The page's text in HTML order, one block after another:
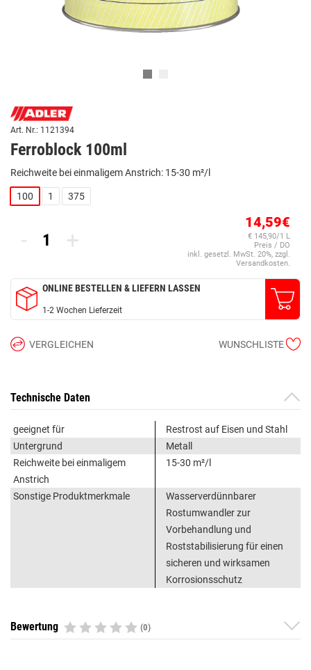
Art. Nr.: 1121394
Ferroblock 100ml
Reichweite bei einmaligem Anstrich: 15-30 m²/l
100 1 375
- +
14,59€
€ 145,90/1 L
Preis / DO
inkl. gesetzl. MwSt. 20%, zzgl.
Versandkosten.
ONLINE BESTELLEN & LIEFERN LASSEN
1-2 Wochen Lieferzeit
VERGLEICHEN WUNSCHLISTE
Technische Daten
geeignet für
Restrost auf Eisen und Stahl
Untergrund
Metall
Reichweite bei einmaligem
Anstrich
15-30 m²/l
Sonstige Produktmerkmale
Wasserverdünnbarer
Rostumwandler zur
Vorbehandlung und
Roststabilisierung für einen
sicheren und wirksamen
Korrosionsschutz
Bewertung (0)